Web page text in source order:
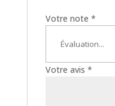
Votre note *
Votre avis *